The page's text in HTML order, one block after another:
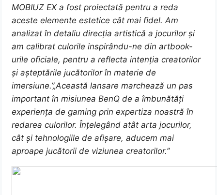
MOBIUZ EX a fost proiectată pentru a reda
aceste elemente estetice cât mai fidel. Am
analizat în detaliu direcția artistică a jocurilor și
am calibrat culorile inspirându-ne din artbook-
urile oficiale, pentru a reflecta intenția creatorilor
și așteptările jucătorilor în materie de
imersiune.”„Această lansare marchează un pas
important în misiunea BenQ de a îmbunătăți
experiența de gaming prin expertiza noastră în
redarea culorilor. Înțelegând atât arta jocurilor,
cât și tehnologiile de afișare, aducem mai
aproape jucătorii de viziunea creatorilor.”